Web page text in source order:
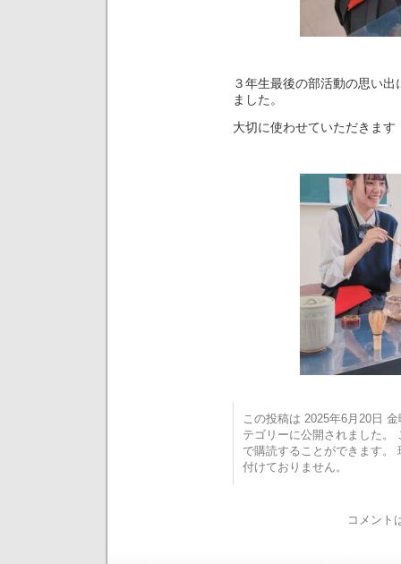
３年生最後の部活動の思い
ました。
大切に使わせていただきます
この投稿は 2025年6月20日
テゴリーに公開されました
で購読することができます。
付けておりません。
コメント